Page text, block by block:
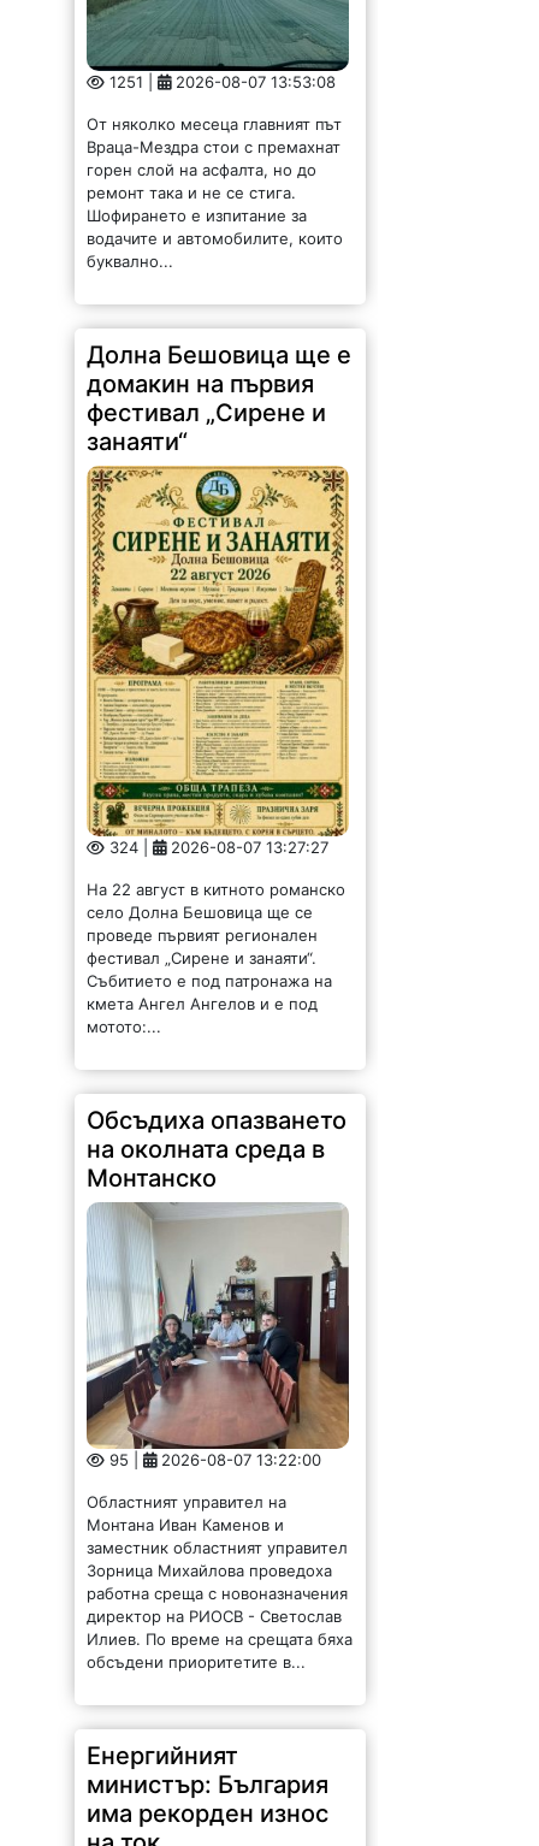
1251 | 2026-08-07 13:53:08
Враца-Мездра стои с премахнат
горен слой на асфалта, но до
ремонт така и не се стига.
Шофирането е изпитание за
водачите и автомобилите, които
буквално...
Долна Бешовица ще е
домакин на първия
фестивал „Сирене и
занаяти“
324 | 2026-08-07 13:27:27
село Долна Бешовица ще се
проведе първият регионален
фестивал „Сирене и занаяти“.
Събитието е под патронажа на
кмета Ангел Ангелов и е под
мотото:...
Обсъдиха опазването
на околната среда в
Монтанско
95 | 2026-08-07 13:22:00
Монтана Иван Каменов и
заместник областният управител
Зорница Михайлова проведоха
работна среща с новоназначения
директор на РИОСВ - Светослав
Илиев. По време на срещата бяха
обсъдени приоритетите в...
Енергийният
министър: България
има рекорден износ
на ток